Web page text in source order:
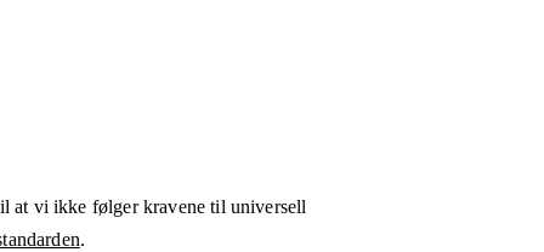
at vi ikke følger kravene til universell
.